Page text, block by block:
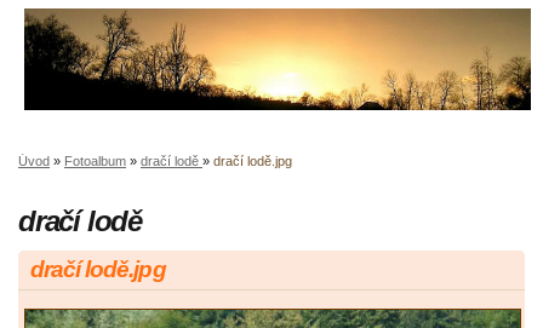
Úvod » Fotoalbum » dračí lodě » dračí lodě.jpg
dračí lodě
dračí lodě.jpg